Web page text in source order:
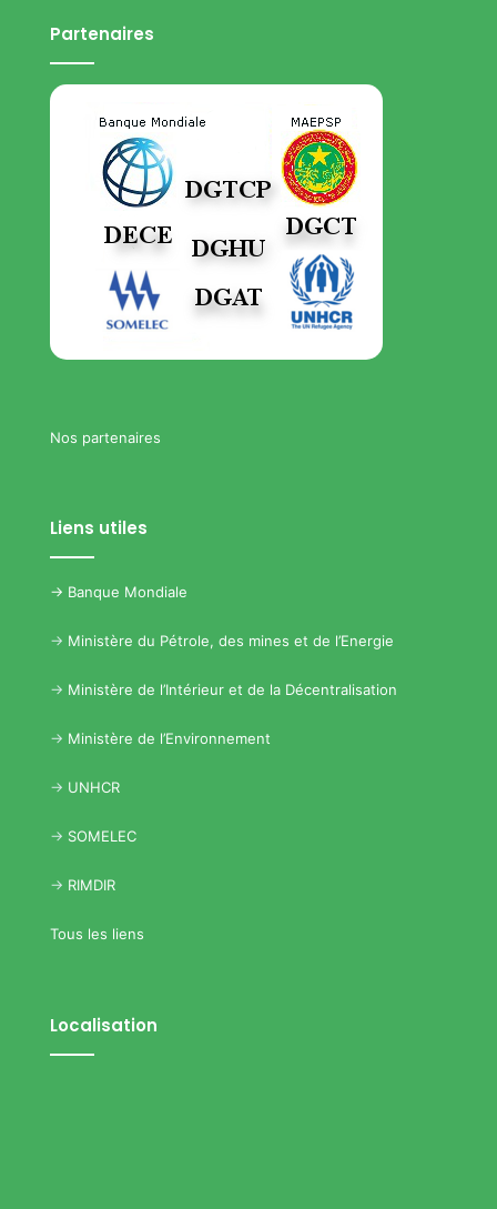
Partenaires
Nos partenaires
Liens utiles
-> Banque Mondiale
-> Ministère du Pétrole, des mines et de l’Energie
-> Ministère de l’Intérieur et de la Décentralisation
-> Ministère de l’Environnement
-> UNHCR
-> SOMELEC
-> RIMDIR
Tous les liens
Localisation